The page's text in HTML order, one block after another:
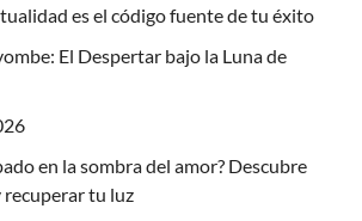
es el código fuente de tu éxito
El Despertar bajo la Luna de
en la sombra del amor? Descubre
tu luz